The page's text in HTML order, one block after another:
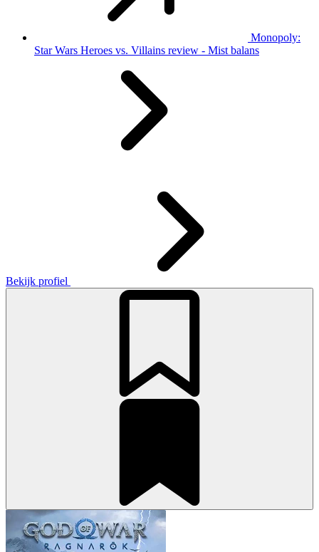
Monopoly:
Star Wars Heroes vs. Villains review - Mist balans
Bekijk profiel